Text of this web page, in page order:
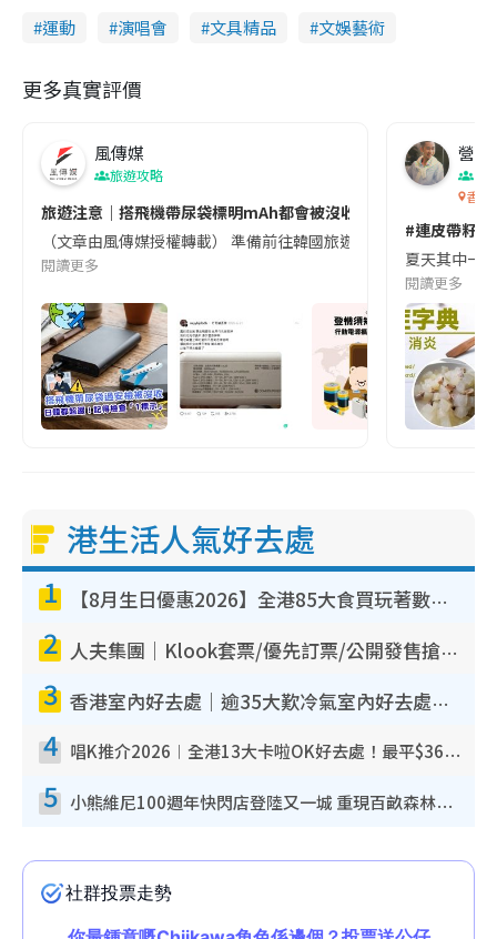
運動 演唱會 文具精品 文娛藝術
更多真實評價
風傳媒
旅遊攻略
旅遊注意｜搭飛機帶尿袋標明mAh都會被沒收😱出發前切記檢查
（文章由風傳媒授權轉載） 準備前往韓國旅遊的民眾，近期要
閱讀更多
營養
香港
#連皮帶籽
夏天其中一
閱讀更多
港生活人氣好去處
1 【8月生日優惠2026】全港85大食買玩著數攻略 自助餐/火鍋放題同行免費＋誠品/DONKI送現金券
2 人夫集團｜Klook套票/優先訂票/公開發售搶飛攻略！附票價.購票連結.場地座位表
3 香港室內好去處｜逾35大歎冷氣室內好去處推介 室內活動免費避雨無懼落雨
4 唱K推介2026︱全港13大卡啦OK好去處！最平$36起 日文K都有！(附地址+收費詳情)
5 小熊維尼100週年快閃店登陸又一城 重現百畝森林經典場景／獨家限定盲盒登場／專屬DIY香水